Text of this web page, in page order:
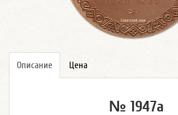
Описание Цена
№ 1947а